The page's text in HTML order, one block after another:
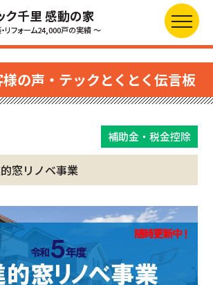
ク千里 感動の家
リフォーム24,000戸の実績 ～
の声・テックとくとく伝言板
補助金・税金控除
窓リノベ事業